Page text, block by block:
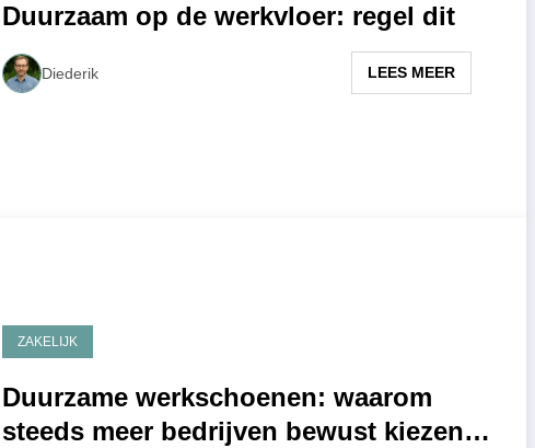
Duurzaam op de werkvloer: regel dit
Diederik LEES MEER
ZAKELIJK
Duurzame werkschoenen: waarom
steeds meer bedrijven bewust kiezen